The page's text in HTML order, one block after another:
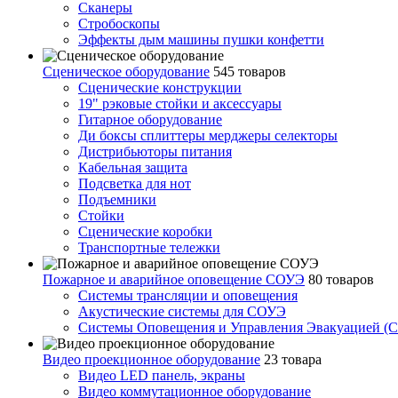
Сканеры
Стробоскопы
Эффекты дым машины пушки конфетти
Сценическое оборудование 545 товаров
Сценические конструкции
19" рэковые стойки и аксесcуары
Гитарное оборудование
Ди боксы сплиттеры мерджеры селекторы
Дистрибьюторы питания
Кабельная защита
Подсветка для нот
Подъемники
Стойки
Сценические коробки
Транспортные тележки
Пожарное и аварийное оповещение СОУЭ 80 товаров
Cистемы трансляции и оповещения
Акустические системы для СОУЭ
Системы Оповещения и Управления Эвакуацией
Видео проекционное оборудование 23 товара
Видео LED панель, экраны
Видео коммутационное оборудование